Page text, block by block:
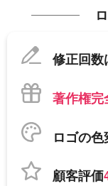
修正回数
著作権完
ロゴの色
顧客評価